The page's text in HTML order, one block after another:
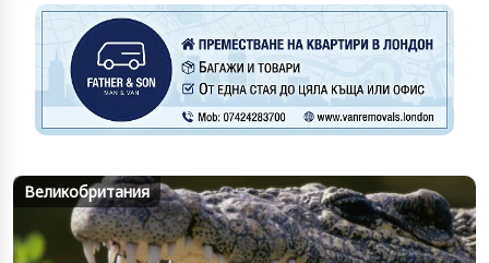
Великобритания